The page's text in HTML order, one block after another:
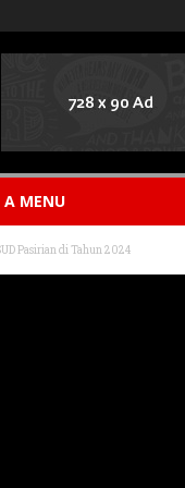
A MENU
Pasirian di Tahun 2024